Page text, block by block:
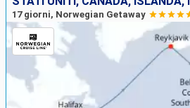
17 giorni, Norwegian Getaway